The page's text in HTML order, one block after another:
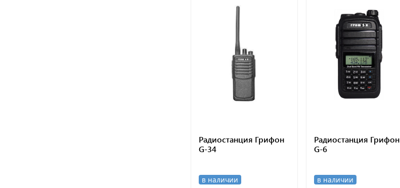
Радиостанция Грифон
G-34
в наличии
Радиостанция Грифон
G-6
в наличии